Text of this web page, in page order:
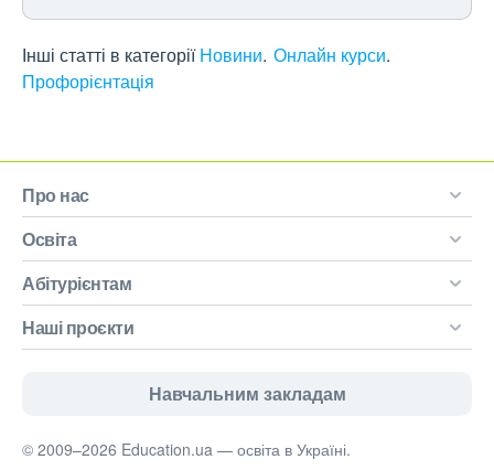
Інші статті в категорії Новини Онлайн курси
Профорієнтація
Про нас
Освіта
Абітурієнтам
Наші проєкти
Навчальним закладам
© 2009–2026 Education.ua — освіта в Україні.